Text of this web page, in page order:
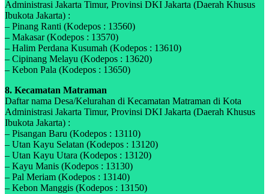
Administrasi Jakarta Timur, Provinsi DKI Jakarta (Daerah Khusus
Ibukota Jakarta) :
– Pinang Ranti (Kodepos : 13560)
– Makasar (Kodepos : 13570)
– Halim Perdana Kusumah (Kodepos : 13610)
– Cipinang Melayu (Kodepos : 13620)
– Kebon Pala (Kodepos : 13650)
8. Kecamatan Matraman
Daftar nama Desa/Kelurahan di Kecamatan Matraman di Kota
Administrasi Jakarta Timur, Provinsi DKI Jakarta (Daerah Khusus
Ibukota Jakarta) :
– Pisangan Baru (Kodepos : 13110)
– Utan Kayu Selatan (Kodepos : 13120)
– Utan Kayu Utara (Kodepos : 13120)
– Kayu Manis (Kodepos : 13130)
– Pal Meriam (Kodepos : 13140)
– Kebon Manggis (Kodepos : 13150)